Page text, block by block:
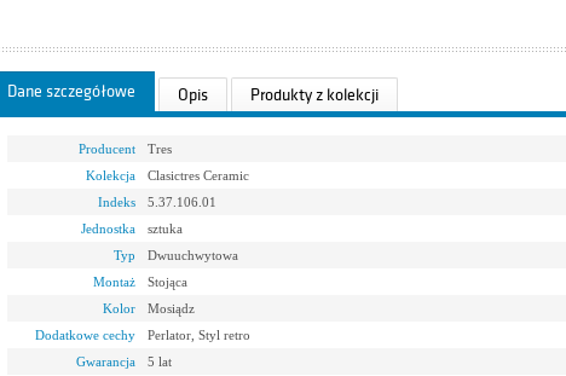
Dane szczegółowe Opis Produkty z kolekcji
Producent
Tres
Kolekcja
Clasictres Ceramic
Indeks
5.37.106.01
Jednostka
sztuka
Typ
Dwuuchwytowa
Montaż
Stojąca
Kolor
Mosiądz
Dodatkowe cechy
Perlator, Styl retro
Gwarancja
5 lat